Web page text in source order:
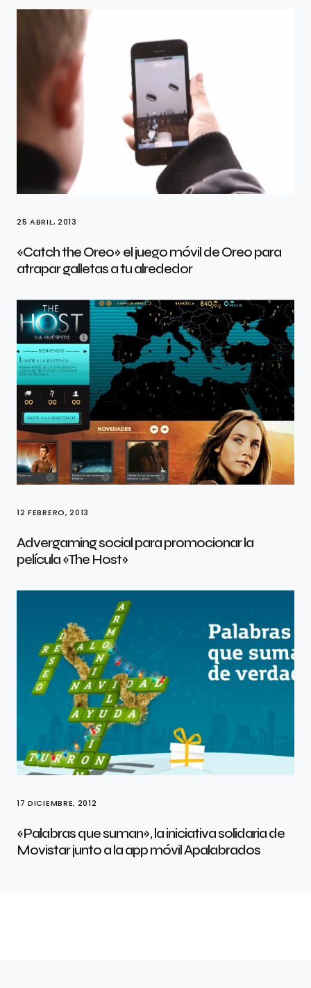
25 ABRIL, 2013
«Catch the Oreo» el juego móvil de Oreo para
atrapar galletas a tu alrededor
12 FEBRERO, 2013
Advergaming social para promocionar la
película «The Host»
17 DICIEMBRE, 2012
«Palabras que suman», la iniciativa solidaria de
Movistar junto a la app móvil Apalabrados